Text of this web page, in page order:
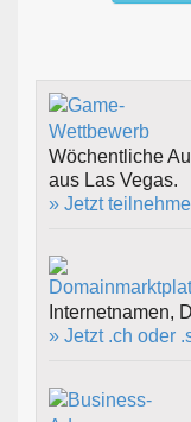
Wöchentliche
aus Las Vegas.
» Jetzt
Internetnamen,
» Jetzt .ch oder